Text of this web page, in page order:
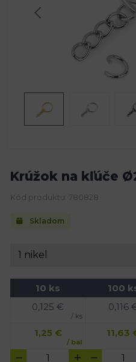
Krúžok na kľúče
Kód produktu: 780828
Skladom
10 ks
0,125 €
/ ks
1,25€
/ bal
100
0,116
11,63